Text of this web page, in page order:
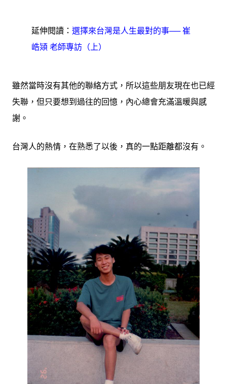
延伸閱讀： 選擇來台灣是人生最對的事── 崔
峼熲 老師專訪（上）
雖然當時沒有其他的聯絡方式，所以這些朋友現在也已經
失聯，但只要想到過往的回憶，內心總會充滿溫暖與感
謝。
台灣人的熱情，在熟悉了以後，真的一點距離都沒有。